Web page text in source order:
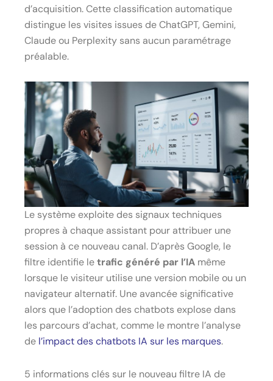
d’acquisition. Cette classification automatique
distingue les visites issues de ChatGPT, Gemini,
Claude ou Perplexity sans aucun paramétrage
préalable.
Le système exploite des signaux techniques
propres à chaque assistant pour attribuer une
session à ce nouveau canal. D’après Google, le
filtre identifie letrafic généré par l’IA même
lorsque le visiteur utilise une version mobile ou un
navigateur alternatif. Une avancée significative
alors que l’adoption des chatbots explose dans
les parcours d’achat, comme le montre l’analyse
de l’impact des chatbots IA sur les marques.
5 informations clés sur le nouveau filtre IA de